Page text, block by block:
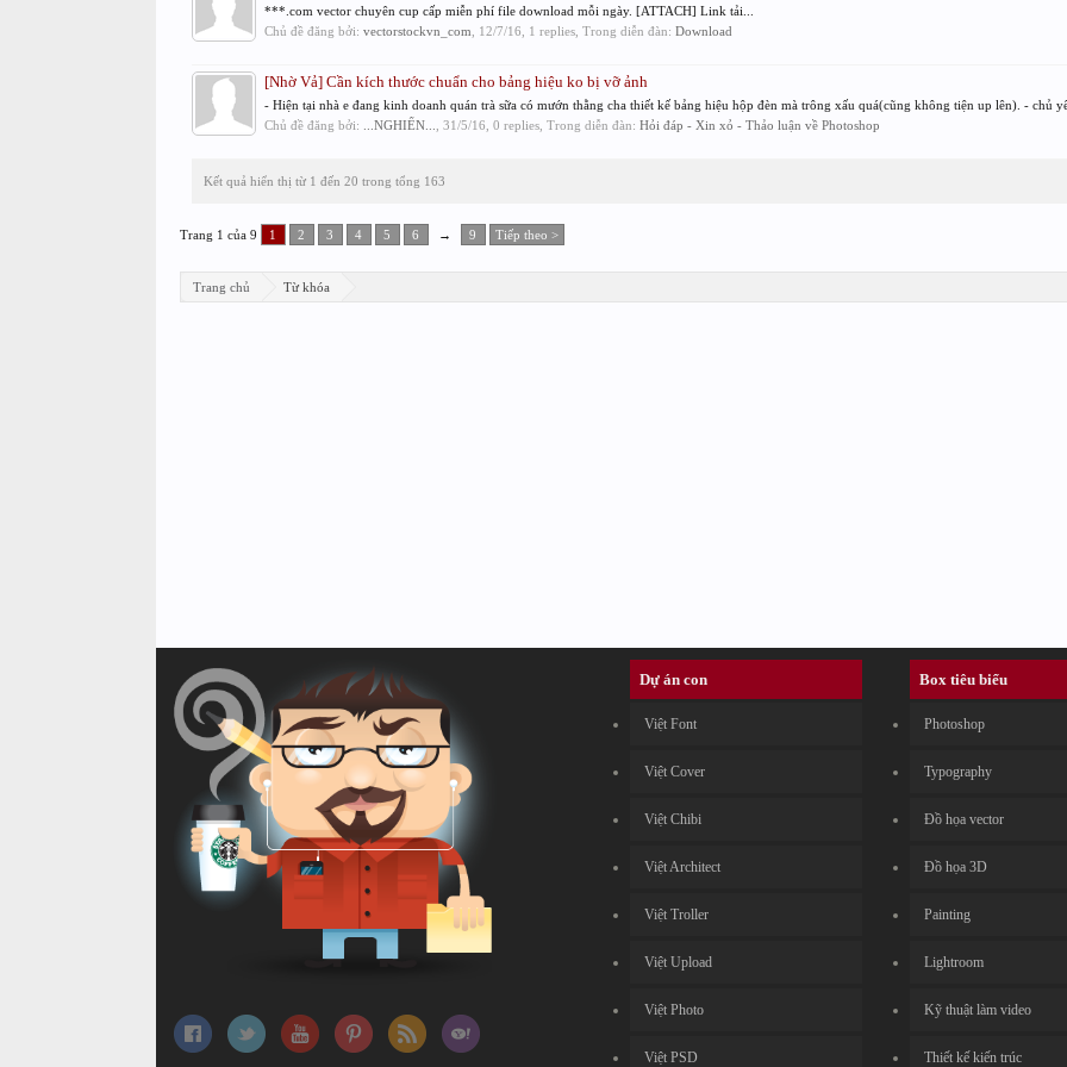
***.com vector chuyên cup cấp miễn phí file download mỗi ngày. [ATTACH] Link tải...
Chủ đề đăng bởi: vectorstockvn_com 12/7/16 , 1 replies, Trong diễn đàn: Download
[Nhờ Vả] Cần kích thước chuẩn cho bảng hiệu ko bị vỡ ảnh
- Hiện tại nhà e đang kinh doanh quán trà sữa có mướn thằng cha thiết kế bảng hiệu hộp đèn mà trông xấu quá(cũng không tiện up lên). - chủ
Chủ đề đăng bởi:
...NGHIỂN... 31/5/16 , 0 replies, Trong diễn đàn: Hỏi đáp - Xin xỏ - Thảo luận về Photoshop
Kết quả hiển thị từ 1 đến 20 trong tổng 163
Trang 1 của 9 1 2 3 4 5 6 → 9 Tiếp theo >
Trang chủ Từ khóa
Dự án con
Việt Font
Việt Cover
Việt Chibi
Việt Architect
Việt Troller
Việt Upload
Việt Photo
Việt PSD
Box tiêu biểu
Photoshop
Typography
Đồ họa vector
Đồ họa 3D
Painting
Lightroom
Kỹ thuật làm video
Thiết kế kiến trúc